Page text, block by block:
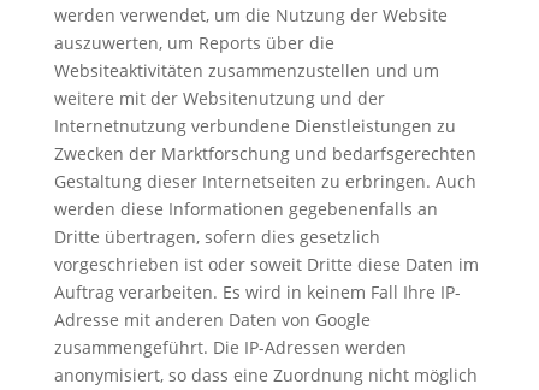
werden verwendet, um die Nutzung der Website
auszuwerten, um Reports über die
Websiteaktivitäten zusammenzustellen und um
weitere mit der Websitenutzung und der
Internetnutzung verbundene Dienstleistungen zu
Zwecken der Marktforschung und bedarfsgerechten
Gestaltung dieser Internetseiten zu erbringen. Auch
werden diese Informationen gegebenenfalls an
Dritte übertragen, sofern dies gesetzlich
vorgeschrieben ist oder soweit Dritte diese Daten im
Auftrag verarbeiten. Es wird in keinem Fall Ihre IP-
Adresse mit anderen Daten von Google
zusammengeführt. Die IP-Adressen werden
anonymisiert, so dass eine Zuordnung nicht möglich